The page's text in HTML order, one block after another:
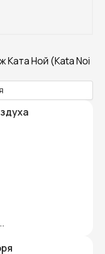
Ката Ной (Kata Noi